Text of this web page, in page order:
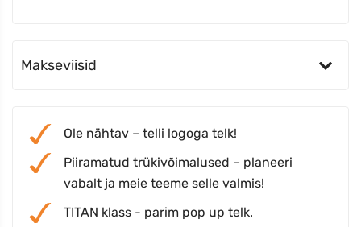
Makseviisid
Ole nähtav – telli logoga telk!
Piiramatud trükivõimalused – planeeri
vabalt ja meie teeme selle valmis!
TITAN klass - parim pop up telk.